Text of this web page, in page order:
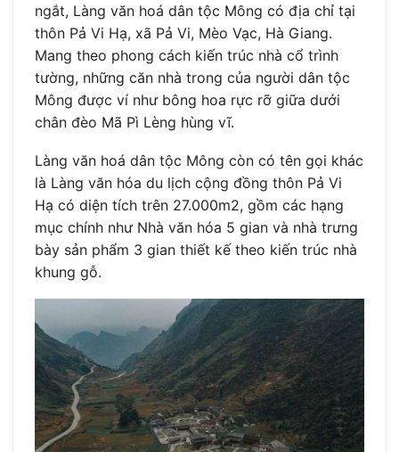
ngắt, Làng văn hoá dân tộc Mông có địa chỉ tại
thôn Pả Vi Hạ, xã Pả Vi, Mèo Vạc, Hà Giang.
Mang theo phong cách kiến trúc nhà cổ trình
tường, những căn nhà trong của người dân tộc
Mông được ví như bông hoa rực rỡ giữa dưới
chân đèo Mã Pì Lèng hùng vĩ.
Làng văn hoá dân tộc Mông còn có tên gọi khác
là Làng văn hóa du lịch cộng đồng thôn Pả Vi
Hạ có diện tích trên 27.000m2, gồm các hạng
mục chính như Nhà văn hóa 5 gian và nhà trưng
bày sản phẩm 3 gian thiết kế theo kiến trúc nhà
khung gỗ.